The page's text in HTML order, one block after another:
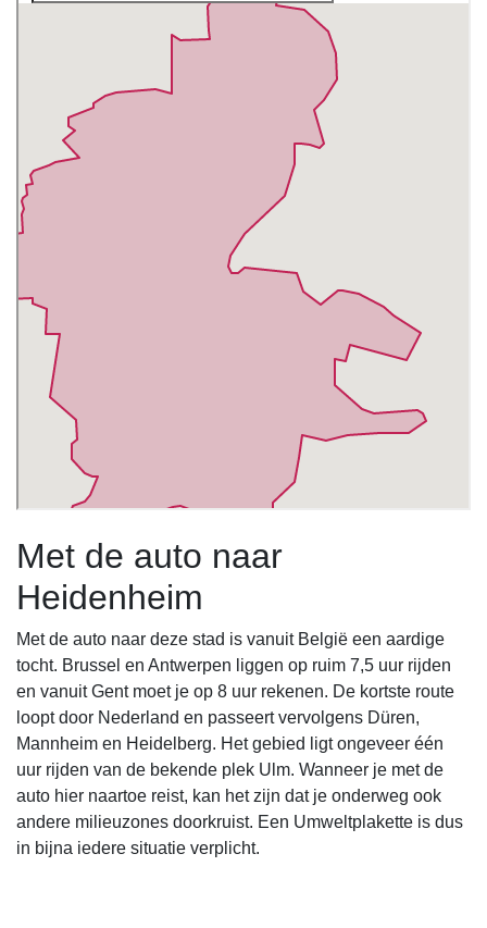
Met de auto naar
Heidenheim
Met de auto naar deze stad is vanuit België een aardige
tocht. Brussel en Antwerpen liggen op ruim 7,5 uur rijden
en vanuit Gent moet je op 8 uur rekenen. De kortste route
loopt door Nederland en passeert vervolgens Düren,
Mannheim en Heidelberg. Het gebied ligt ongeveer één
uur rijden van de bekende plek Ulm. Wanneer je met de
auto hier naartoe reist, kan het zijn dat je onderweg ook
andere milieuzones doorkruist. Een Umweltplakette is dus
in bijna iedere situatie verplicht.